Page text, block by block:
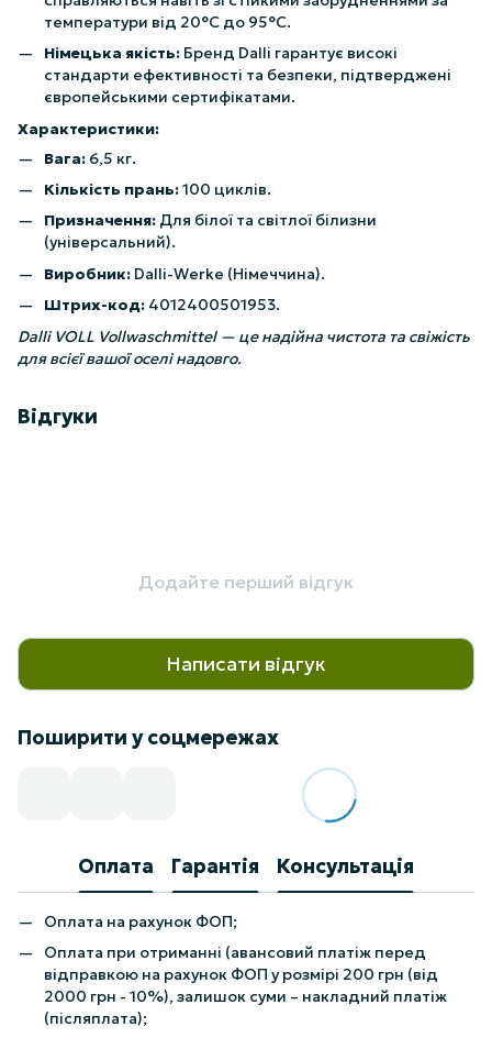
температури від 20°C до 95°C.
Німецька якість: Бренд Dalli гарантує високі
стандарти ефективності та безпеки, підтверджені
європейськими сертифікатами.
Характеристики:
Вага: 6,5 кг.
Кількість прань:100 циклів.
Призначення: Для білої та світлої білизни
(універсальний).
Виробник: Dalli-Werke (Німеччина).
Штрих-код: 4012400501953.
Dalli VOLL Vollwaschmittel — це надійна чистота та свіжість
для всієї вашої оселі надовго.
Відгуки
Додайте перший відгук
Написати відгук
Поширити у соцмережах
Оплата Гарантія Консультація
Оплата на рахунок ФОП;
Оплата при отриманні (авансовий платіж перед
відправкою на рахунок ФОП у розмірі 200 грн (від
2000 грн - 10%), залишок суми – накладний платіж
(післяплата);